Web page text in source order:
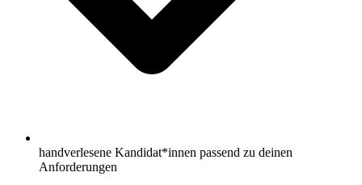
handverlesene Kandidat*innen passend zu deinen
Anforderungen